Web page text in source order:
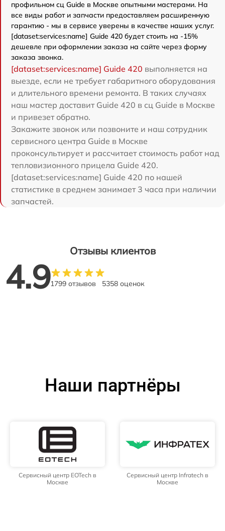
профильном сц Guide в Москве опытными мастерами. На
все виды работ и запчасти предоставляем расширенную
гарантию - мы в сервисе уверены в качестве наших услуг.
[dataset:services:name] Guide 420 будет стоить на -15%
дешевле при оформлении заказа на сайте через форму
заказа звонка.
[dataset:services:name] Guide 420 выполняется на
выезде, если не требует габаритного оборудования
и длительного времени ремонта. В таких случаях
наш мастер доставит Guide 420 в сц Guide в Москве
и привезет обратно.
Закажите звонок или позвоните и наш сотрудник
сервисного центра Guide в Москве
проконсультирует и рассчитает стоимость работ над
тепловизионного прицела Guide 420.
[dataset:services:name] Guide 420 по нашей
статистике в среднем занимает 3 часа при наличии
запчастей.
Отзывы клиентов
4.91799 отзывов 5358 оценок
Наши партнёры
Сервисный центр EOTech в
Москве
Сервисный центр Infratech в
Москве